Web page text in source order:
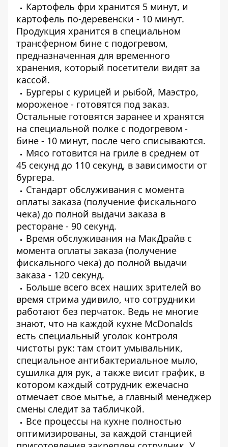
Картофель фри хранится 5 минут, и
картофель по-деревенски - 10 минут.
Продукция хранится в специальном
трансферном бине с подогревом,
предназначенная для временного
хранения, который посетители видят за
кассой.
Бургеры с курицей и рыбой, Маэстро,
мороженое - готовятся под заказ.
Остальные готовятся заранее и хранятся
на специальной полке с подогревом -
бине - 10 минут, после чего списываются.
Мясо готовится на гриле в среднем от
45 секунд до 110 секунд, в зависимости от
бургера.
Стандарт обслуживания с момента
оплаты заказа (получение фискального
чека) до полной выдачи заказа в
ресторане - 90 секунд.
Время обслуживания на МакДрайв с
момента оплаты заказа (получение
фискального чека) до полной выдачи
заказа - 120 секунд.
Больше всего всех наших зрителей во
время стрима удивило, что сотрудники
работают без перчаток. Ведь не многие
знают, что на каждой кухне McDonalds
есть специальный уголок контроля
чистоты рук: там стоит умывальник,
специальное антибактериальное мыло,
сушилка для рук, а также висит график, в
котором каждый сотрудник ежечасно
отмечает свое мытье, а главный менеджер
смены следит за табличкой.
Все процессы на кухне полностью
оптимизированы, за каждой станцией